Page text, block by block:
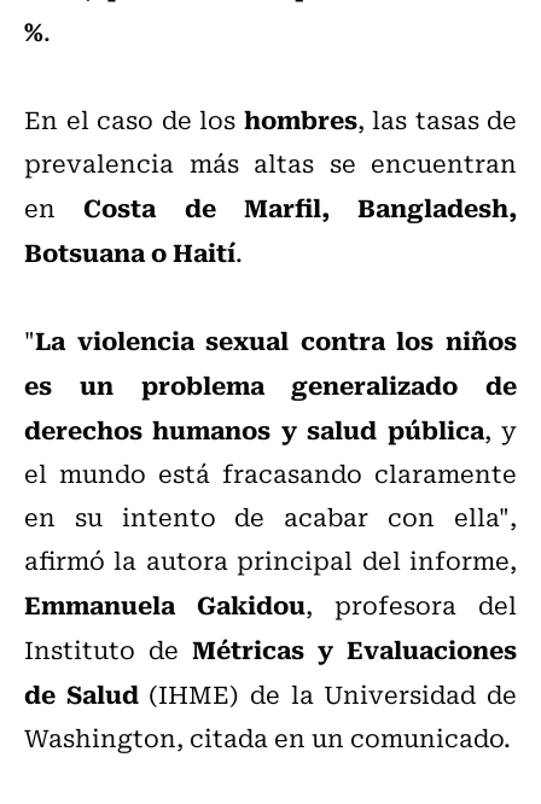
%.
En el caso de los hombres, las tasas de
prevalencia más altas se encuentran
enCosta de Marfil, Bangladesh,
Botsuana o Haití.
"La violencia sexual contra los niños
es un problema generalizado de
derechos humanos y salud pública, y
el mundo está fracasando claramente
en su intento de acabar con ella",
afirmó la autora principal del informe,
Emmanuela Gakidou, profesora del
Instituto de Métricas y Evaluaciones
de Salud(IHME) de la Universidad de
Washington, citada en un comunicado.